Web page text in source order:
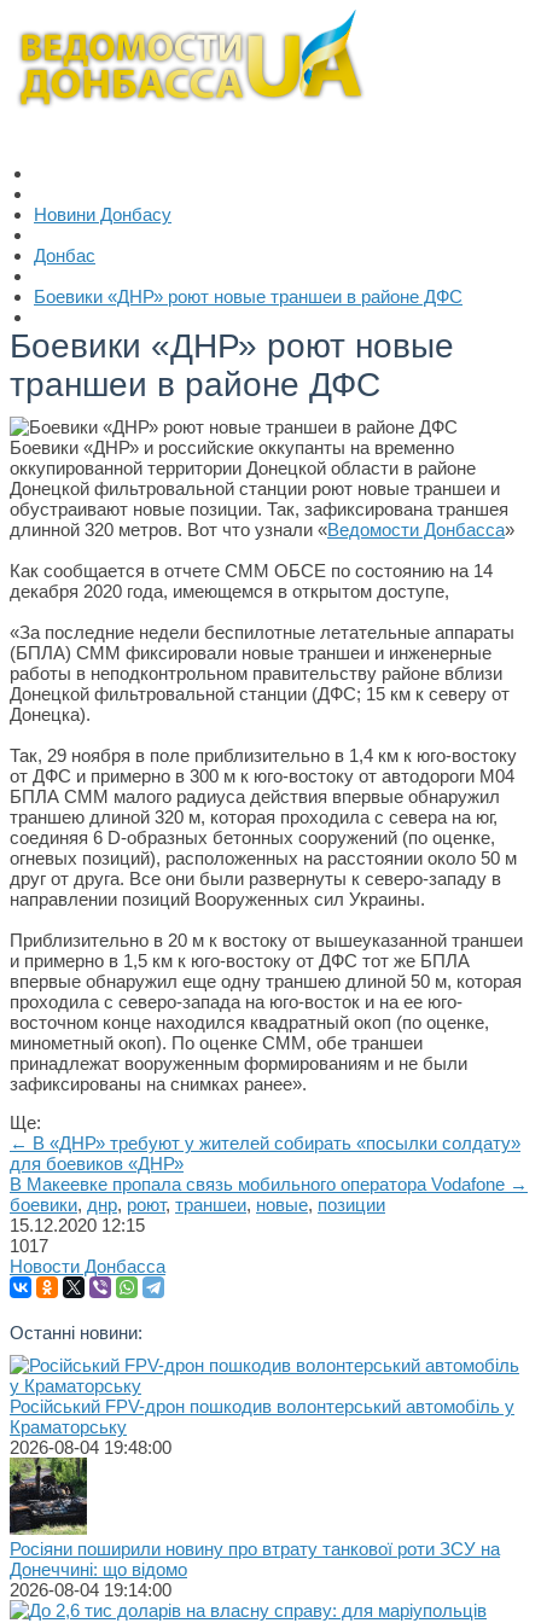
Новини Донбасу
Донбас
Боевики «ДНР» роют новые траншеи в районе ДФС
Боевики «ДНР» роют новые
траншеи в районе ДФС
Боевики «ДНР» и российские оккупанты на временно
оккупированной территории Донецкой области в районе
Донецкой фильтровальной станции роют новые траншеи и
обустраивают новые позиции. Так, зафиксирована траншея
длинной 320 метров. Вот что узнали «Ведомости Донбасса»
Как сообщается в отчете СММ ОБСЕ по состоянию на 14
декабря 2020 года, имеющемся в открытом доступе,
«За последние недели беспилотные летательные аппараты
(БПЛА) СММ фиксировали новые траншеи и инженерные
работы в неподконтрольном правительству районе вблизи
Донецкой фильтровальной станции (ДФС; 15 км к северу от
Донецка).
Так, 29 ноября в поле приблизительно в 1,4 км к юго-востоку
от ДФС и примерно в 300 м к юго-востоку от автодороги M04
БПЛА СММ малого радиуса действия впервые обнаружил
траншею длиной 320 м, которая проходила с севера на юг,
соединяя 6 D-образных бетонных сооружений (по оценке,
огневых позиций), расположенных на расстоянии около 50 м
друг от друга. Все они были развернуты к северо-западу в
направлении позиций Вооруженных сил Украины.
Приблизительно в 20 м к востоку от вышеуказанной траншеи
и примерно в 1,5 км к юго-востоку от ДФС тот же БПЛА
впервые обнаружил еще одну траншею длиной 50 м, которая
проходила с северо-запада на юго-восток и на ее юго-
восточном конце находился квадратный окоп (по оценке,
минометный окоп). По оценке СММ, обе траншеи
принадлежат вооруженным формированиям и не были
зафиксированы на снимках ранее».
Ще:
← В «ДНР» требуют у жителей собирать «посылки солдату»
для боевиков «ДНР»
В Макеевке пропала связь мобильного оператора Vodafone →
боевики, днр, роют, траншеи, новые, позиции
15.12.2020 12:15
1017
Новости Донбасса
Останні новини:
Російський FPV-дрон пошкодив волонтерський автомобіль у
Краматорську
2026-08-04 19:48:00
Росіяни поширили новину про втрату танкової роти ЗСУ на
Донеччині: що відомо
2026-08-04 19:14:00